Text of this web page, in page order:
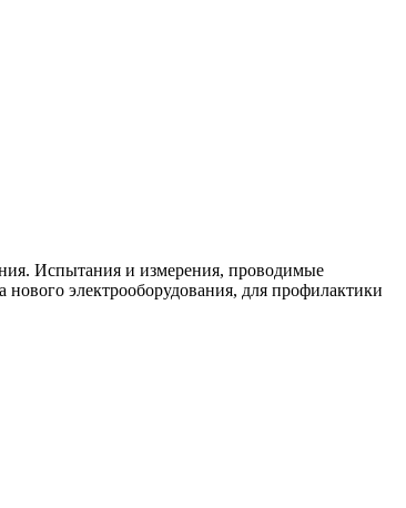
Испытания и измерения, проводимые
электрооборудования, для профилактики